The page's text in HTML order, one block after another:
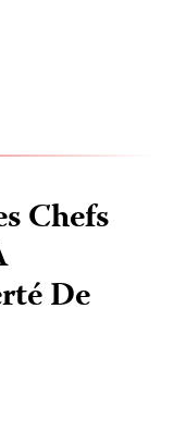
Chefs
De